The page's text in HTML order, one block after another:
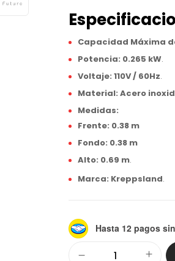
Capacidad Máxima
Potencia: 0.265 kW.
Voltaje: 110V / 60Hz.
Material: Acero
Medidas:
Frente: 0.38 m
Fondo: 0.38 m
Alto: 0.69 m.
Marca: Kreppsland.
Hasta 12 pagos